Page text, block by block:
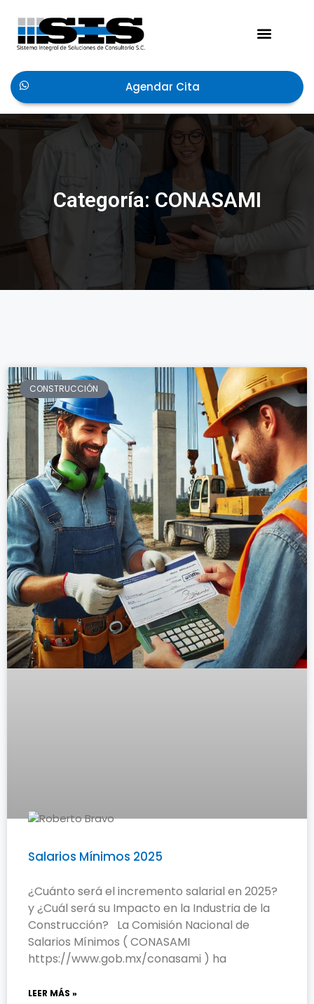
Agendar Cita
Categoría: CONASAMI
CONSTRUCCIÓN
Salarios Mínimos 2025
¿Cuánto será el incremento salarial en 2025?
y ¿Cuál será su Impacto en la Industria de la
Construcción? La Comisión Nacional de
Salarios Mínimos ( CONASAMI
https://www.gob.mx/conasami ) ha
LEER MÁS »